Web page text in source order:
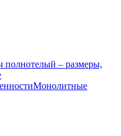
полнотелый – размеры,
Монолитные